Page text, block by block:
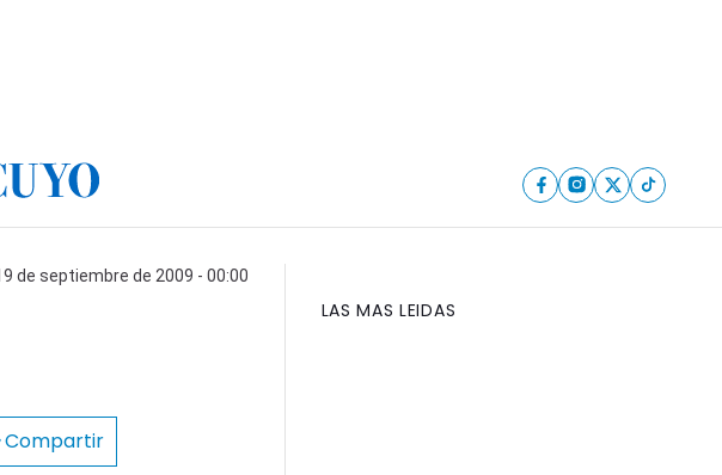
de septiembre de 2009 - 00:00
Compartir
LAS MAS LEIDAS